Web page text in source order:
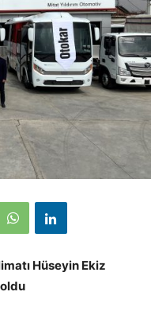
Hüseyin Ekiz
oldu